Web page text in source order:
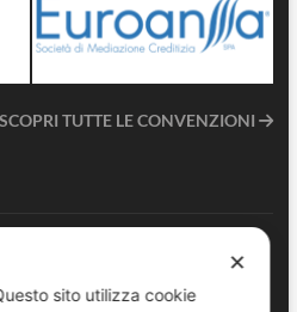
SCOPRI TUTTE LE CONVENZIONI
al 6° Convegno Regionale
✕
sito utilizza cookie